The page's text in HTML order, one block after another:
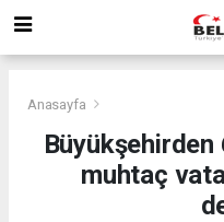
Anasayfa
Büyükşehirden
muhtaç